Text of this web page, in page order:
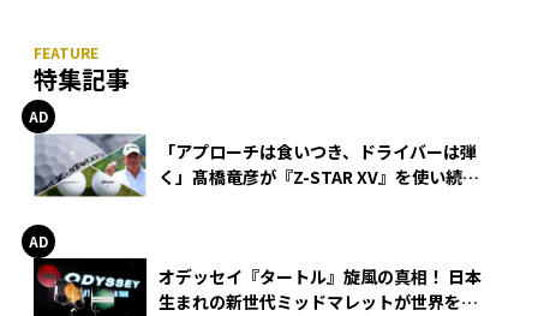
特集記事
「アプローチは食いつき、ドライバーは弾
く」髙橋竜彦が『Z-STAR XV』を使い続け
オデッセイ『タートル』旋風の真相！ 日本
生まれの新世代ミッドマレットが世界を席